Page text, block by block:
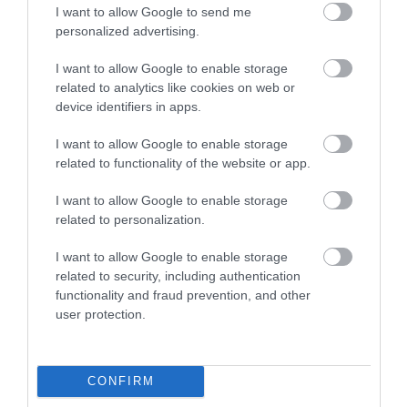
I want to allow Google to send me
personalized advertising.
I want to allow Google to enable storage
related to analytics like cookies on web or
device identifiers in apps.
I want to allow Google to enable storage
related to functionality of the website or app.
I want to allow Google to enable storage
related to personalization.
I want to allow Google to enable storage
related to security, including authentication
functionality and fraud prevention, and other
user protection.
CONFIRM
Kép és a videó forrása: https://www.youtube.com/watch?
Legnépszerűbb
35 éve generációkat hoz össze a Művészetek
Völgye – megvan a 2027-es időpont és a bérletár